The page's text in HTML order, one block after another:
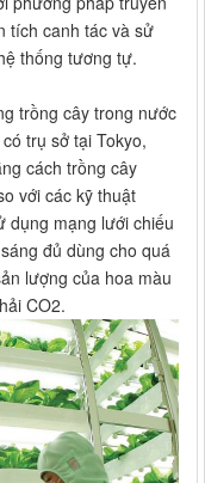
tích canh tác và sử
thống tương tự.
trồng cây trong nước
trụ sở tại Tokyo,
cách trồng cây
với các kỹ thuật
dụng mạng lưới chiếu
đủ dùng cho quá
lượng của hoa màu
CO2.